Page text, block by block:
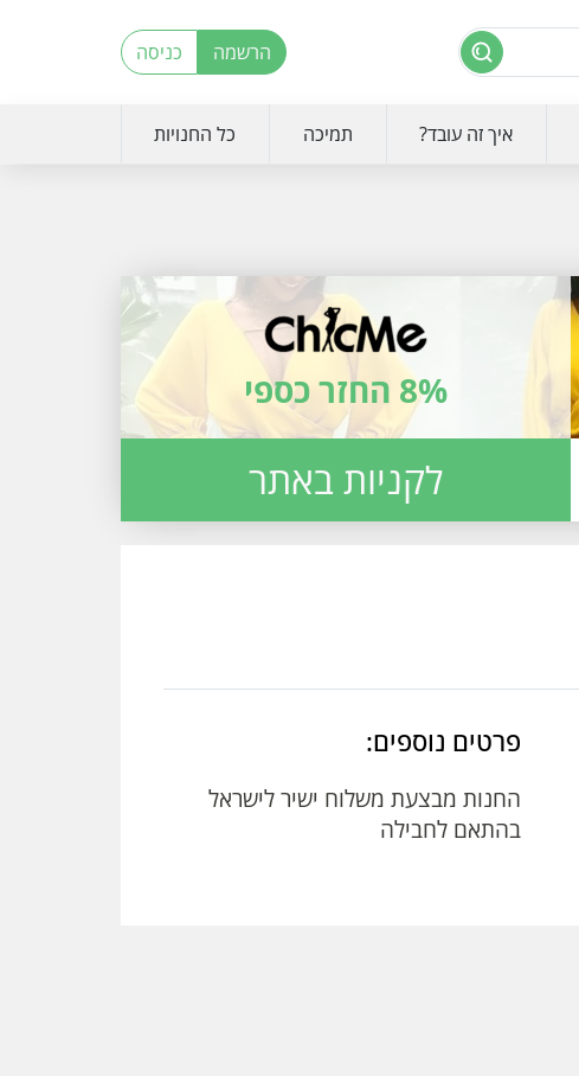
הרשמה כניסה
איך זה עובד? תמיכה כל החנויות
8% החזר כספי
לקניות באתר
פרטים נוספים:
החנות מבצעת משלוח ישיר לישראל
בהתאם לחבילה